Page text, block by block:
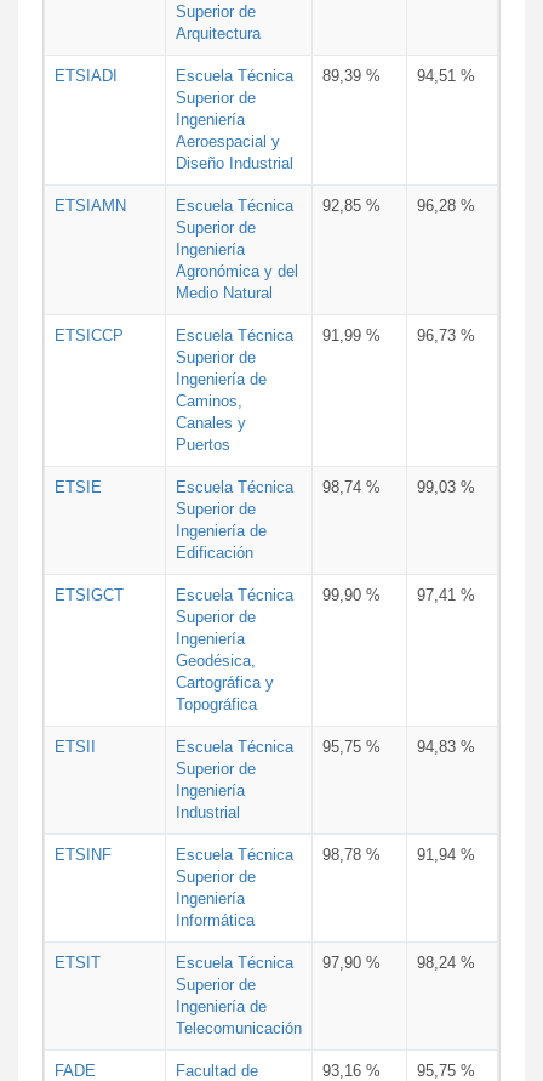
Superior de
Arquitectura
ETSIADI
Escuela Técnica
Superior de
Ingeniería
Aeroespacial y
Diseño Industrial
89,39 % 94,51 %
ETSIAMN
Escuela Técnica
Superior de
Ingeniería
Agronómica y del
Medio Natural
92,85 % 96,28 %
ETSICCP
Escuela Técnica
Superior de
Ingeniería de
Caminos,
Canales y
Puertos
91,99 % 96,73 %
ETSIE
Escuela Técnica
Superior de
Ingeniería de
Edificación
98,74 % 99,03 %
ETSIGCT
Escuela Técnica
Superior de
Ingeniería
Geodésica,
Cartográfica y
Topográfica
99,90 % 97,41 %
ETSII
Escuela Técnica
Superior de
Ingeniería
Industrial
95,75 % 94,83 %
ETSINF
Escuela Técnica
Superior de
Ingeniería
Informática
98,78 % 91,94 %
ETSIT
Escuela Técnica
Superior de
Ingeniería de
Telecomunicación
97,90 % 98,24 %
FADE
Facultad de
93,16 % 95,75 %